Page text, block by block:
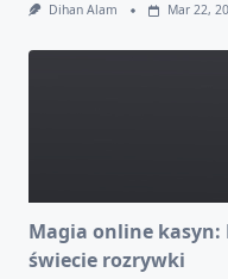
Dihan Alam Mar 22,
Magia online
świecie rozrywki